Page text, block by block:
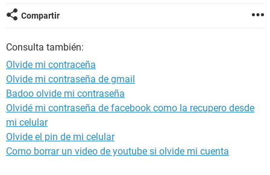
Compartir
Consulta también:
Olvide mi contraceña
Olvide mi contraseña de gmail
Badoo olvide mi contraseña
Olvidé mi contraseña de facebook como la recupero desde
mi celular
Olvide el pin de mi celular
Como borrar un video de youtube si olvide mi cuenta